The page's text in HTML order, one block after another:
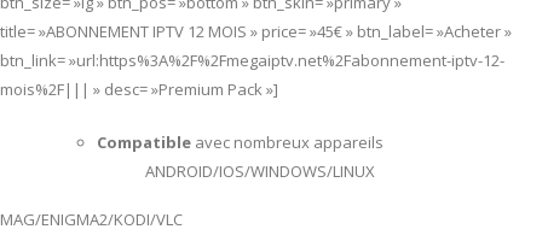
title= »ABONNEMENT IPTV 12 MOIS » price= »45€ » btn_label= »Acheter »
btn_link= »url:https%3A%2F%2Fmegaiptv.net%2Fabonnement-iptv-12-
mois%2F||| » desc= »Premium Pack »]
Compatible avec nombreux appareils
ANDROID/IOS/WINDOWS/LINUX
MAG/ENIGMA2/KODI/VLC